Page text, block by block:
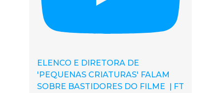
ELENCO E DIRETORA DE
'PEQUENAS CRIATURAS' FALAM
SOBRE BASTIDORES DO FILME | FT